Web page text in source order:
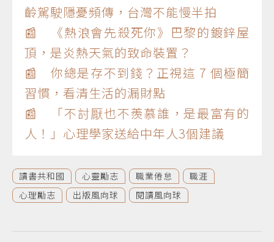
齡駕駛隱憂頻傳，台灣不能慢半拍
📰 《熱浪會先殺死你》巴黎的鍍鋅屋
頂，是炎熱天氣的致命裝置？
📰 你總是存不到錢？正視這 7 個極簡
習慣，看清生活的漏財點
📰 「不討厭也不羨慕誰，是最富有的
人！」心理學家送給中年人3個建議
讀書共和國 心靈勵志 職業倦怠
職涯
心理勵志
出版風向球 閱讀風向球